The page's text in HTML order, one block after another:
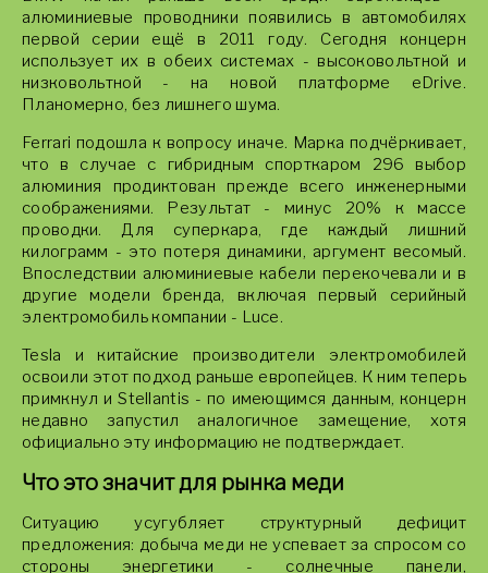
алюминиевые проводники появились в автомобилях
первой серии ещё в 2011 году. Сегодня концерн
использует их в обеих системах - высоковольтной и
низковольтной - на новой платформе eDrive.
Планомерно, без лишнего шума.
Ferrari подошла к вопросу иначе. Марка подчёркивает,
что в случае с гибридным спорткаром 296 выбор
алюминия продиктован прежде всего инженерными
соображениями. Результат - минус 20% к массе
проводки. Для суперкара, где каждый лишний
килограмм - это потеря динамики, аргумент весомый.
Впоследствии алюминиевые кабели перекочевали и в
другие модели бренда, включая первый серийный
электромобиль компании - Luce.
Tesla и китайские производители электромобилей
освоили этот подход раньше европейцев. К ним теперь
примкнул и Stellantis - по имеющимся данным, концерн
недавно запустил аналогичное замещение, хотя
официально эту информацию не подтверждает.
Что это значит для рынка меди
Ситуацию усугубляет структурный дефицит
предложения: добыча меди не успевает за спросом со
стороны энергетики - солнечные панели,